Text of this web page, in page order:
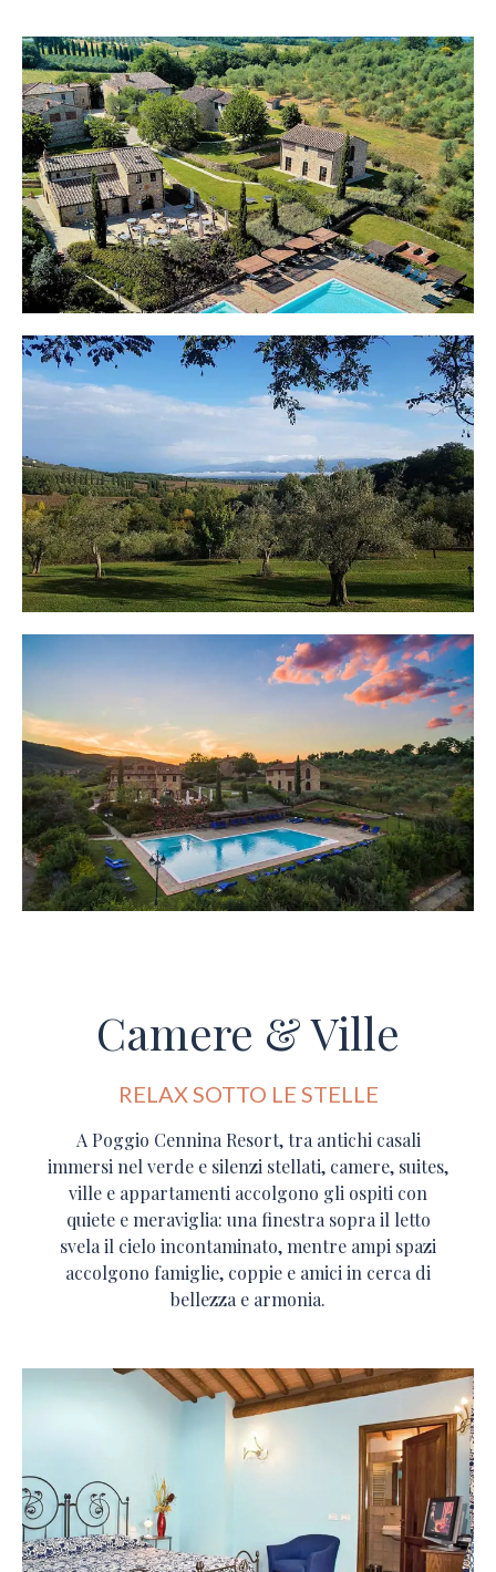
Camere & Ville
RELAX SOTTO LE STELLE
A Poggio Cennina Resort, tra antichi casali
immersi nel verde e silenzi stellati, camere, suites,
ville e appartamenti accolgono gli ospiti con
quiete e meraviglia: una finestra sopra il letto
svela il cielo incontaminato, mentre ampi spazi
accolgono famiglie, coppie e amici in cerca di
bellezza e armonia.